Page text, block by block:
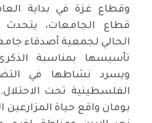
قطاع الجامعات، يتحدث
الحالي لجمعية أصدقاء
تأسيسها بمناسبة
ويسرد نشاطها في
الفلسطينية تحت
بومان واقع حياة